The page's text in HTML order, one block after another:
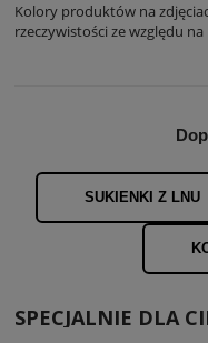
Kolory produktów na
rzeczywistości ze względu
SUKIENKI Z LNU